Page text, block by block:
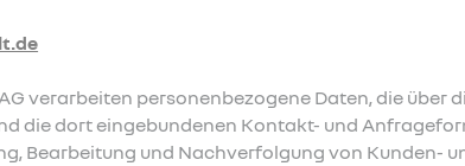
verarbeiten personenbezogene Daten, die über
die dort eingebundenen Kontakt- und
Bearbeitung und Nachverfolgung von Kunden-